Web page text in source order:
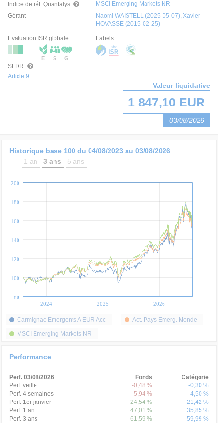
Indice de réf. Quantalys
MSCI Emerging Markets NR
Gérant
Naomi WAISTELL (2025-05-07), Xavier
HOVASSE (2015-02-25)
Evaluation ISR globale
E S G
Labels
SFDR
Article 9
Valeur liquidative
1 847,10 EUR
03/08/2026
Historique base 100 du 04/08/2023 au 03/08/2026
1 an
3 ans 5 ans
2024 2025 2026
80
100
120
140
160
180
200
Carmignac Emergents A EUR Acc
Act. Pays Emerg. Monde
MSCI Emerging Markets NR
Performance
Perf. 03/08/2026 Fonds
Catégorie
Perf. veille
-0,48 %
-0,30 %
Perf. 4 semaines
-5,94 %
-4,50 %
Perf. 1er janvier
24,54 %
21,42 %
Perf. 1 an
47,01 %
35,85 %
Perf. 3 ans
61,59 %
59,99 %